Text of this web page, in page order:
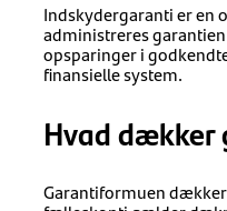
Indskydergaranti er en
administreres
opsparinger i
finansielle system.
Hvad dækker
Garantiformuen dækker